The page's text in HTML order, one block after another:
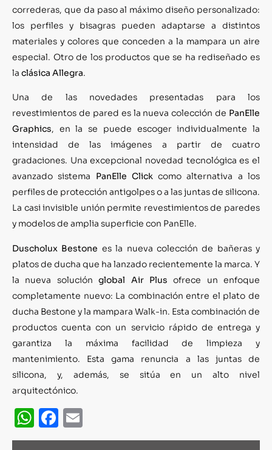
correderas, que da paso al máximo diseño personalizado:
los perfiles y bisagras pueden adaptarse a distintos
materiales y colores que conceden a la mampara un aire
especial. Otro de los productos que se ha rediseñado es
la clásica Allegra.
Una de las novedades presentadas para los
revestimientos de pared es la nueva colección de PanElle
Graphics, en la se puede escoger individualmente la
intensidad de las imágenes a partir de cuatro
gradaciones. Una excepcional novedad tecnológica es el
avanzado sistema PanElle Clickcomo alternativa a los
perfiles de protección antigolpes o a las juntas de silicona.
La casi invisible unión permite revestimientos de paredes
y modelos de amplia superficie con PanElle.
Duscholux Bestone es la nueva colección de bañeras y
platos de ducha que ha lanzado recientemente la marca. Y
la nueva soluciónglobal Air Plus ofrece un enfoque
completamente nuevo: La combinación entre el plato de
ducha Bestone y la mampara Walk-in. Esta combinación de
productos cuenta con un servicio rápido de entrega y
garantiza la máxima facilidad de limpieza y
mantenimiento. Esta gama renuncia a las juntas de
silicona, y, además, se sitúa en un alto nivel
arquitectónico.
WhatsApp
Facebook